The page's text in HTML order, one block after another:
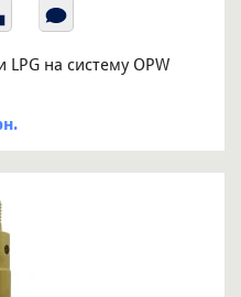
на систему OPW